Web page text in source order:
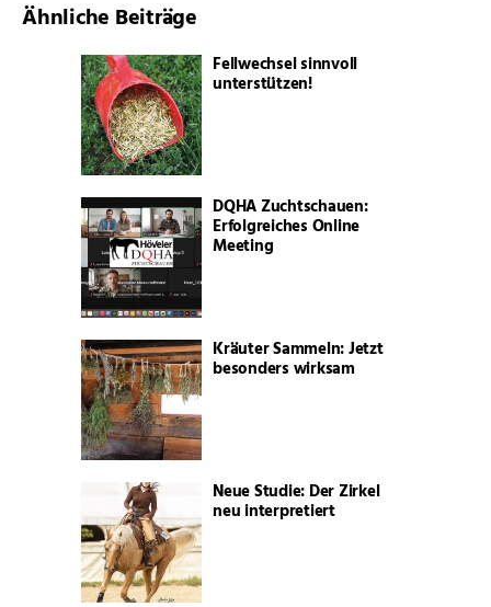
Ähnliche Beiträge
Fellwechsel sinnvoll
unterstützen!
DQHA Zuchtschauen:
Erfolgreiches Online
Meeting
Kräuter Sammeln: Jetzt
besonders wirksam
Neue Studie: Der Zirkel
neu interpretiert